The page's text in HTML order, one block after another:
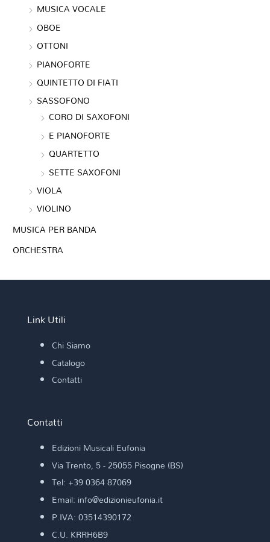
MUSICA VOCALE
OBOE
OTTONI
PIANOFORTE
QUINTETTO DI FIATI
SASSOFONO
CORO DI SAXOFONI
E PIANOFORTE
QUARTETTO
SETTE SAXOFONI
VIOLA
VIOLINO
MUSICA PER BANDA
ORCHESTRA
Link Utili
Chi Siamo
Catalogo
Contatti
Contatti
Edizioni Musicali Eufonia
Via Trento, 5 - 25055 Pisogne (BS)
Tel: +39 0364 87069
Email: info@edizionieufonia.it
P.IVA: 03514390172
C.U. KRRH6B9